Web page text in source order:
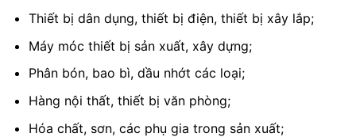
Thiết bị dân dụng, thiết bị điện, thiết bị xây lắp;
Máy móc thiết bị sản xuất, xây dựng;
Phân bón, bao bì, dầu nhớt các loại;
Hàng nội thất, thiết bị văn phòng;
Hóa chất, sơn, các phụ gia trong sản xuất;